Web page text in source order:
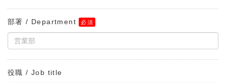
部署 / Department
役職 / Job title